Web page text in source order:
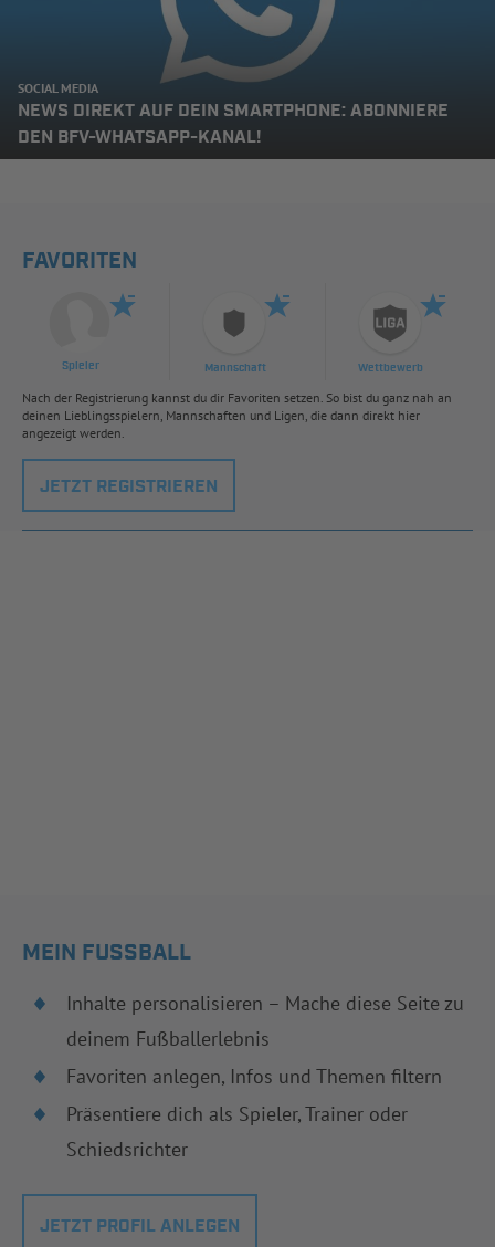
SOCIAL MEDIA
NEWS DIREKT AUF DEIN SMARTPHONE: ABONNIERE
DEN BFV-WHATSAPP-KANAL!
FAVORITEN
Spieler Mannschaft Wettbewerb
Nach der Registrierung kannst du dir Favoriten setzen. So bist du ganz nah an
deinen Lieblingsspielern, Mannschaften und Ligen, die dann direkt hier
angezeigt werden.
JETZT REGISTRIEREN
MEIN FUSSBALL
Inhalte personalisieren – Mache diese Seite zu
deinem Fußballerlebnis
Favoriten anlegen, Infos und Themen filtern
Präsentiere dich als Spieler, Trainer oder
Schiedsrichter
JETZT PROFIL ANLEGEN